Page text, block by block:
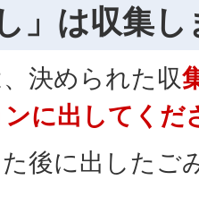
」は収集し
決められた収
に出してくだ
後に出したご